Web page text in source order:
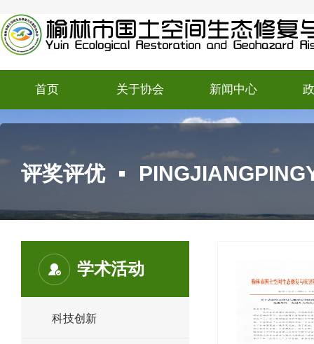
首页 关于协会 新闻中心
评奖评优
学术活动
科技创新